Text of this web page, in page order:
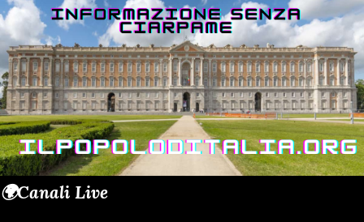
🌍Canali Live